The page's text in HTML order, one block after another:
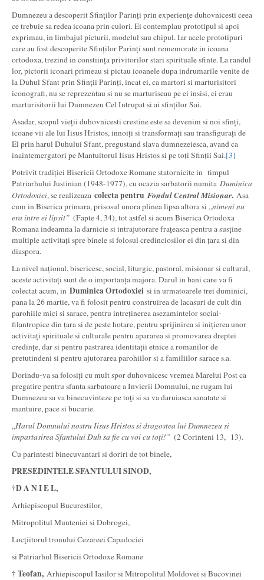
Dumnezeu a descoperit Sfinților Parinți prin experiențe duhovnicesti ceea
ce trebuie sa redea icoana prin culori. Ei contemplau prototipul si apoi
exprimau, in limbajul picturii, modelul sau chipul. Iar acele prototipuri
care au fost descoperite Sfinților Parinți sunt rememorate in icoana
ortodoxa, trezind in constiința privitorilor stari spirituale sfinte. La randul
lor, pictorii iconari primeau si pictau icoanele dupa indrumarile venite de
la Duhul Sfant prin Sfinții Parinți, incat ei, ca martori si marturisitori
iconografi, nu se reprezentau si nu se marturiseau pe ei insisi, ci erau
marturisitorii lui Dumnezeu Cel Intrupat si ai sfinților Sai.
Asadar, scopul vieții duhovnicesti crestine este sa devenim si noi sfinți,
icoane vii ale lui Iisus Hristos, innoiți si transformați sau transfigurați de
El prin harul Duhului Sfant, pregustand slava dumnezeiesca, avand ca
inaintemergatori pe Mantuitorul Iisus Hristos si pe toți Sfinții Sai.[3]
Potrivit tradiției Bisericii Ortodoxe Romane statornicite in timpul
Patriarhului Justinian (1948-1977), cu ocazia sarbatorii numita Duminica
Ortodoxiei, se realizeaza colecta pentru Fondul Central Misionar. Asa
cum in Biserica primara, prisosul unora plinea lipsa altora si „nimeni nu
era intre ei lipsit” (Fapte 4, 34), tot astfel si acum Biserica Ortodoxa
Romana indeamna la darnicie si intrajutorare frațeasca pentru a susține
multiple activitați spre binele si folosul credinciosilor ei din țara si din
diaspora.
La nivel național, bisericesc, social, liturgic, pastoral, misionar si cultural,
aceste activitați sunt de o importanța majora. Darul in bani care va fi
colectat acum, in Duminica Ortodoxiei si in urmatoarele trei duminici,
pana la 26 martie, va fi folosit pentru construirea de lacasuri de cult din
parohiile mici si sarace, pentru intreținerea asezamintelor social-
filantropice din țara si de peste hotare, pentru sprijinirea si inițierea unor
activitați spirituale si culturale pentru apararea si promovarea dreptei
credințe, dar si pentru pastrarea identitații etnice a romanilor de
pretutindeni si pentru ajutorarea parohiilor si a familiilor sarace s.a.
Dorindu-va sa folosiți cu mult spor duhovnicesc vremea Marelui Post ca
pregatire pentru sfanta sarbatoare a Invierii Domnului, ne rugam lui
Dumnezeu sa va binecuvinteze pe toţi si sa va daruiasca sanatate si
mantuire, pace si bucurie.
„Harul Domnului nostru Iisus Hristos si dragostea lui Dumnezeu si
impartasirea Sfantului Duh sa fie cu voi cu toți!” (2 Corinteni 13, 13).
Cu parintesti binecuvantari si doriri de tot binele,
PRESEDINTELE SFANTULUI SINOD,
†D A N I E L,
Arhiepiscopul Bucurestilor,
Mitropolitul Munteniei si Dobrogei,
Locţiitorul tronului Cezareei Capadociei
si Patriarhul Bisericii Ortodoxe Romane
† Teofan, Arhiepiscopul Iasilor si Mitropolitul Moldovei si Bucovinei